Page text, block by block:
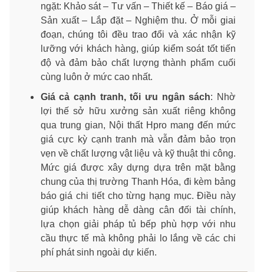
ngặt: Khảo sát – Tư vấn – Thiết kế – Báo giá –
Sản xuất – Lắp đặt – Nghiệm thu. Ở mỗi giai
đoạn, chúng tôi đều trao đổi và xác nhận kỹ
lưỡng với khách hàng, giúp kiểm soát tốt tiến
độ và đảm bảo chất lượng thành phẩm cuối
cùng luôn ở mức cao nhất.
Giá cả cạnh tranh, tối ưu ngân sách: Nhờ
lợi thế sở hữu xưởng sản xuất riêng không
qua trung gian, Nội thất Hpro mang đến mức
giá cực kỳ cạnh tranh mà vẫn đảm bảo trọn
vẹn về chất lượng vật liệu và kỹ thuật thi công.
Mức giá được xây dựng dựa trên mặt bằng
chung của thị trường Thanh Hóa, đi kèm bảng
báo giá chi tiết cho từng hạng mục. Điều này
giúp khách hàng dễ dàng cân đối tài chính,
lựa chọn giải pháp tủ bếp phù hợp với nhu
cầu thực tế mà không phải lo lắng về các chi
phí phát sinh ngoài dự kiến.